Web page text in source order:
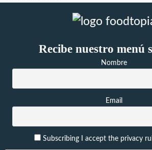
Recibe nuestro menú
Nombre
Email
Subscribing I accept the privacy